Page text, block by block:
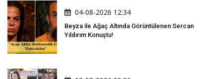
04-08-2026 12:34
Beyza ile Ağaç Altında Görüntülenen Sercan
Yıldırım Konuştu!